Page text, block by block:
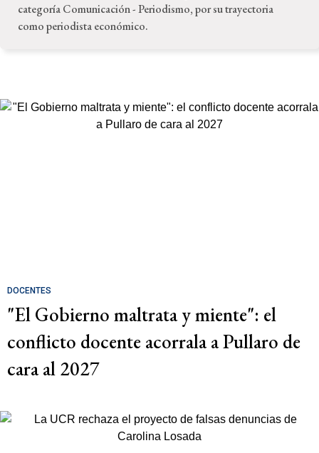
categoría Comunicación - Periodismo, por su trayectoria
como periodista económico.
DOCENTES
"El Gobierno maltrata y miente": el
conflicto docente acorrala a Pullaro de
cara al 2027